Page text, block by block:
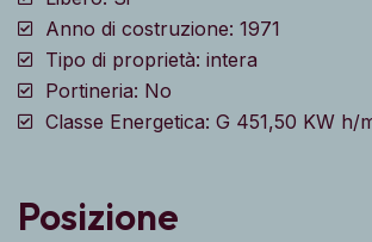
Anno di costruzione: 1971
Tipo di proprietà: intera
Portineria: No
Classe Energetica: G 451,50 KW h/
Posizione